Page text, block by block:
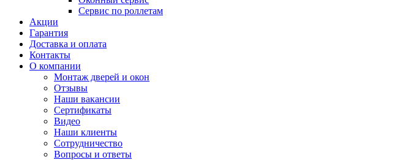
Сервис по роллетам
Акции
Гарантия
Доставка и оплата
Контакты
О компании
Монтаж дверей и окон
Отзывы
Наши вакансии
Сертификаты
Видео
Наши клиенты
Сотрудничество
Вопросы и ответы